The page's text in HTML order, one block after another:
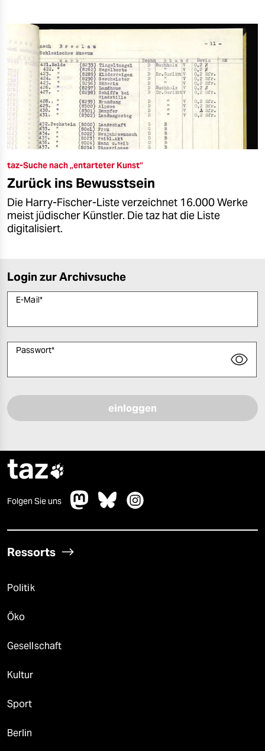
taz-Suche nach „entarteter Kunst”
Zurück ins Bewusstsein
Die Harry-Fischer-Liste verzeichnet 16.000 Werke
meist jüdischer Künstler. Die taz hat die Liste
digitalisiert.
Login zur Archivsuche
E-Mail*
Passwort*
taz
Folgen Sie uns
Ressorts
Politik
Öko
Gesellschaft
Kultur
Sport
Berlin